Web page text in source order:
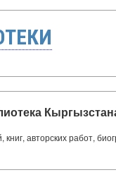
книг, авторских работ,